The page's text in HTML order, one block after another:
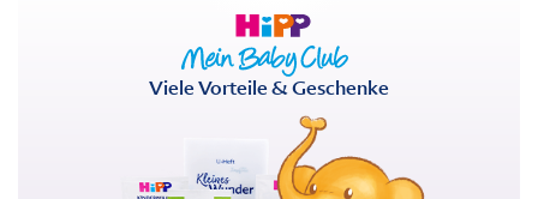
Viele Vorteile & Geschenke